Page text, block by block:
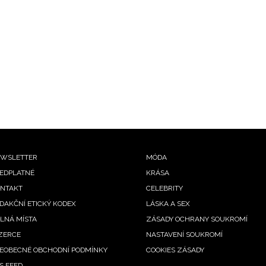
ETICKÝ KODEX
MÍSTA
OBCHODNÍ PODMÍNKY
MÓDA
KRÁSA
CELEBRITY
LÁSKA A SEX
ZÁSADY OCHRANY SOUKROMÍ
NASTAVENÍ SOUKROMÍ
COOKIES ZÁSADY